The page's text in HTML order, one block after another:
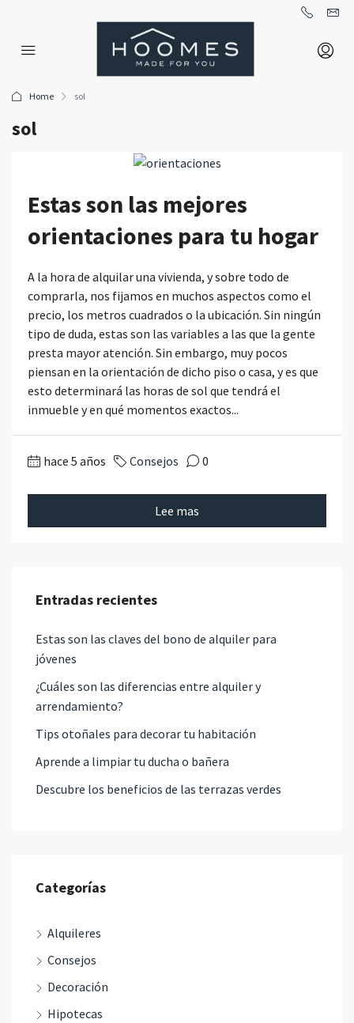
Home sol
sol
Estas son las mejores
orientaciones para tu hogar
A la hora de alquilar una vivienda, y sobre todo de
comprarla, nos fijamos en muchos aspectos como el
precio, los metros cuadrados o la ubicación. Sin ningún
tipo de duda, estas son las variables a las que la gente
presta mayor atención. Sin embargo, muy pocos
piensan en la orientación de dicho piso o casa, y es que
esto determinará las horas de sol que tendrá el
inmueble y en qué momentos exactos...
hace 5 años Consejos 0
Lee mas
Entradas recientes
Estas son las claves del bono de alquiler para
jóvenes
¿Cuáles son las diferencias entre alquiler y
arrendamiento?
Tips otoñales para decorar tu habitación
Aprende a limpiar tu ducha o bañera
Descubre los beneficios de las terrazas verdes
Categorías
Alquileres
Consejos
Decoración
Hipotecas